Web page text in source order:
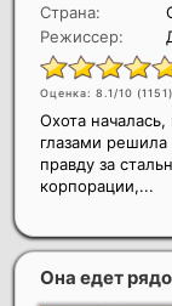
Страна:
Режиссер:
Оценка: 8.1/10 (1151)
Охота
глазами решила
правду за
корпорации,...
Она едет